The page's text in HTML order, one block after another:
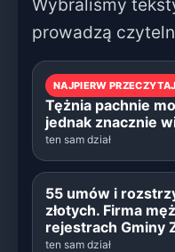
Wybraliśmy
prowadzą
NAJPIERW PRZECZYTAJ
Tężnia pachnie
jednak znacznie
ten sam dział
55 umów i
złotych. Firma
rejestrach Gminy
ten sam dział